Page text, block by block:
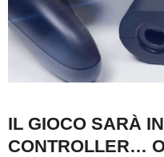
IL GIOCO SARÀ
CONTROLLER…